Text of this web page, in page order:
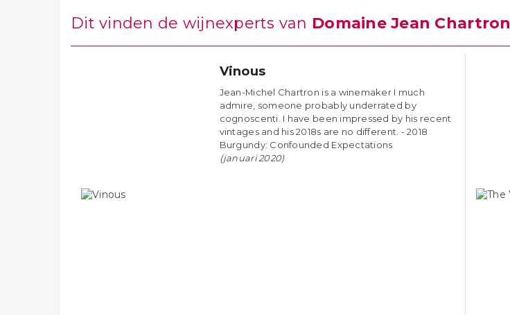
Dit vinden de wijnexperts van Domaine Jean Chartron
Vinous
Jean-Michel Chartron is a winemaker I much
admire, someone probably underrated by
cognoscenti. I have been impressed by his recent
vintages and his 2018s are no different. - 2018
Burgundy: Confounded Expectations
(januari 2020)